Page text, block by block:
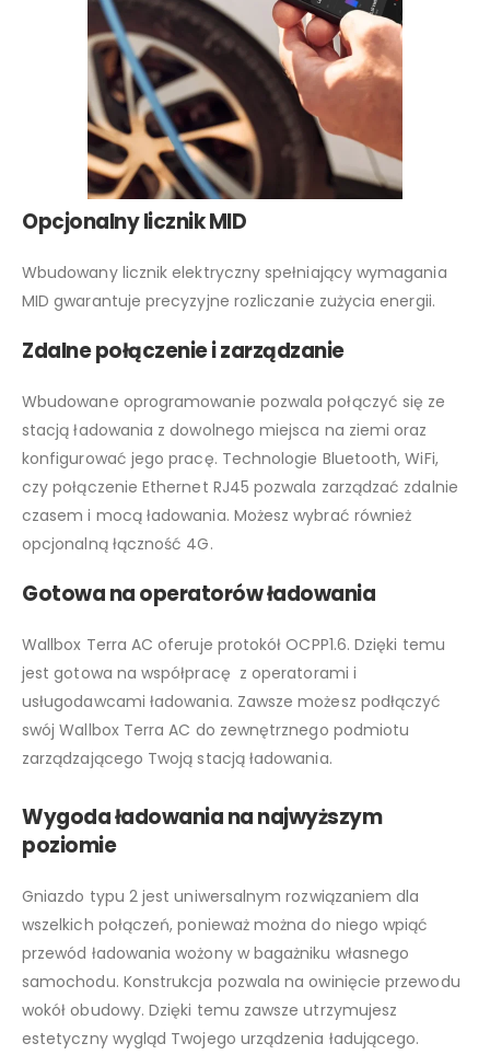
Opcjonalny licznik MID
Wbudowany licznik elektryczny spełniający wymagania
MID gwarantuje precyzyjne rozliczanie zużycia energii.
Zdalne połączenie i zarządzanie
Wbudowane oprogramowanie pozwala połączyć się ze
stacją ładowania z dowolnego miejsca na ziemi oraz
konfigurować jego pracę. Technologie Bluetooth, WiFi,
czy połączenie Ethernet RJ45 pozwala zarządzać zdalnie
czasem i mocą ładowania. Możesz wybrać również
opcjonalną łączność 4G.
Gotowa na operatorów ładowania
Wallbox Terra AC oferuje protokół OCPP1.6. Dzięki temu
jest gotowa na współpracę z operatorami i
usługodawcami ładowania. Zawsze możesz podłączyć
swój Wallbox Terra AC do zewnętrznego podmiotu
zarządzającego Twoją stacją ładowania.
Wygoda ładowania na najwyższym
poziomie
Gniazdo typu 2 jest uniwersalnym rozwiązaniem dla
wszelkich połączeń, ponieważ można do niego wpiąć
przewód ładowania wożony w bagażniku własnego
samochodu. Konstrukcja pozwala na owinięcie przewodu
wokół obudowy. Dzięki temu zawsze utrzymujesz
estetyczny wygląd Twojego urządzenia ładującego.